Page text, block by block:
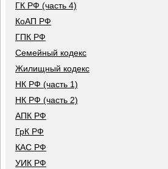
ГК РФ (часть 4)
КоАП РФ
ГПК РФ
Семейный кодекс
Жилищный кодекс
НК РФ (часть 1)
НК РФ (часть 2)
АПК РФ
ГрК РФ
КАС РФ
УИК РФ